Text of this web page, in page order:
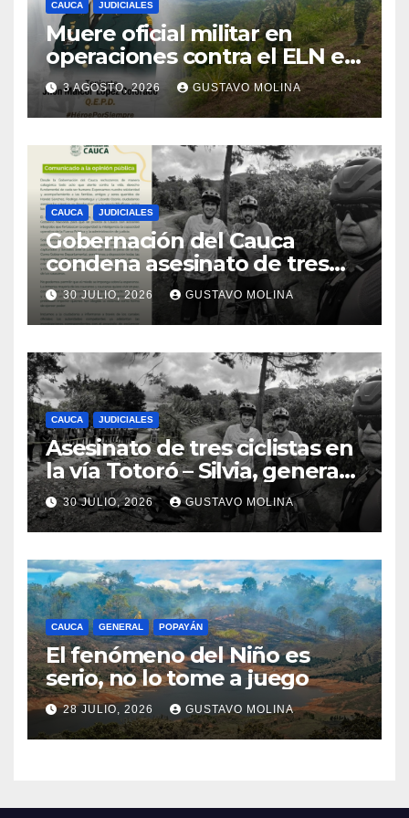
CAUCA JUDICIALES
Muere oficial militar en
operaciones contra el ELN en
el sur del Cauca
3 AGOSTO, 2026 GUSTAVO MOLINA
CAUCA JUDICIALES
Gobernación del Cauca
condena asesinato de tres
ciudadanos y exige medidas
urgentes al Gobierno
Nacional
30 JULIO, 2026 GUSTAVO MOLINA
CAUCA JUDICIALES
Asesinato de tres ciclistas en
la vía Totoró – Silvia, genera
consternación en el Cauca
30 JULIO, 2026 GUSTAVO MOLINA
CAUCA GENERAL POPAYÁN
El fenómeno del Niño es
serio, no lo tome a juego
28 JULIO, 2026 GUSTAVO MOLINA